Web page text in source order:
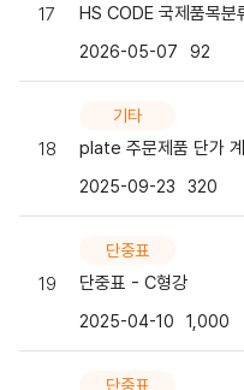
17 HS CODE 국제품목분
2026-05-07 92
18
기타
plate 주문제품 단가 계
2025-09-23 320
19
단중표
단중표 - C형강
2025-04-10 1,000
단중표